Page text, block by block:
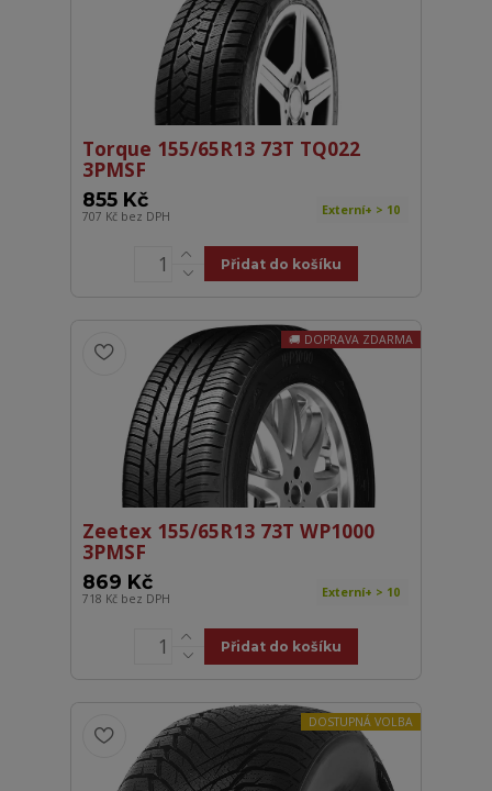
Torque 155/65R13 73T TQ022
3PMSF
855 Kč
707 Kč bez DPH Externí+ > 10
Přidat do košíku
DOPRAVA ZDARMA
Zeetex 155/65R13 73T WP1000
3PMSF
869 Kč
718 Kč bez DPH Externí+ > 10
Přidat do košíku
DOSTUPNÁ VOLBA